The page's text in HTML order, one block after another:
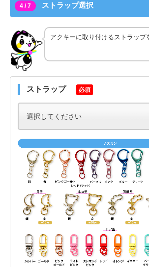
4 / 7 ストラップ選択
アクキーに取り付けるストラップ
ストラップ 必須